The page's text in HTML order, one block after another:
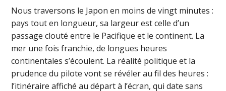
Nous traversons le Japon en moins de vingt minutes :
pays tout en longueur, sa largeur est celle d’un
passage clouté entre le Pacifique et le continent. La
mer une fois franchie, de longues heures
continentales s’écoulent. La réalité politique et la
prudence du pilote vont se révéler au fil des heures :
l’itinéraire affiché au départ à l’écran, qui date sans